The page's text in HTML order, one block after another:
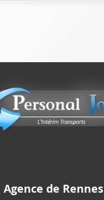
Agence de Rennes